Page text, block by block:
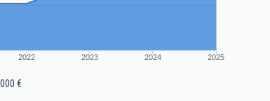
2022 2023 2024 2025
€